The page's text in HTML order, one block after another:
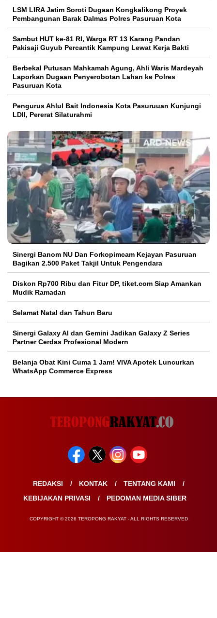
LSM LIRA Jatim Soroti Dugaan Kongkalikong Proyek
Pembangunan Barak Dalmas Polres Pasuruan Kota
Sambut HUT ke-81 RI, Warga RT 13 Karang Pandan
Pakisaji Guyub Percantik Kampung Lewat Kerja Bakti
Berbekal Putusan Mahkamah Agung, Ahli Waris Mardeyah
Laporkan Dugaan Penyerobotan Lahan ke Polres
Pasuruan Kota
Pengurus Ahlul Bait Indonesia Kota Pasuruuan Kunjungi
LDII, Pererat Silaturahmi
Sinergi Banom NU Dan Forkopimcam Kejayan Pasuruan
Bagikan 2.500 Paket Takjil Untuk Pengendara
Diskon Rp700 Ribu dan Fitur DP, tiket.com Siap Amankan
Mudik Ramadan
Selamat Natal dan Tahun Baru
Sinergi Galaxy AI dan Gemini Jadikan Galaxy Z Series
Partner Cerdas Profesional Modern
Belanja Obat Kini Cuma 1 Jam! VIVA Apotek Luncurkan
WhatsApp Commerce Express
REDAKSI KONTAK
TENTANG KAMI
KEBIJAKAN PRIVASI
PEDOMAN MEDIA SIBER
COPYRIGHT © 2026 TEROPONG RAKYAT - ALL RIGHTS RESERVED